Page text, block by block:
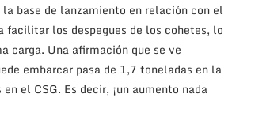
base de lanzamiento en relación con el
facilitar los despegues de los cohetes, lo
carga. Una afirmación que se ve
embarcar pasa de 1,7 toneladas en la
el CSG. Es decir, ¡un aumento nada